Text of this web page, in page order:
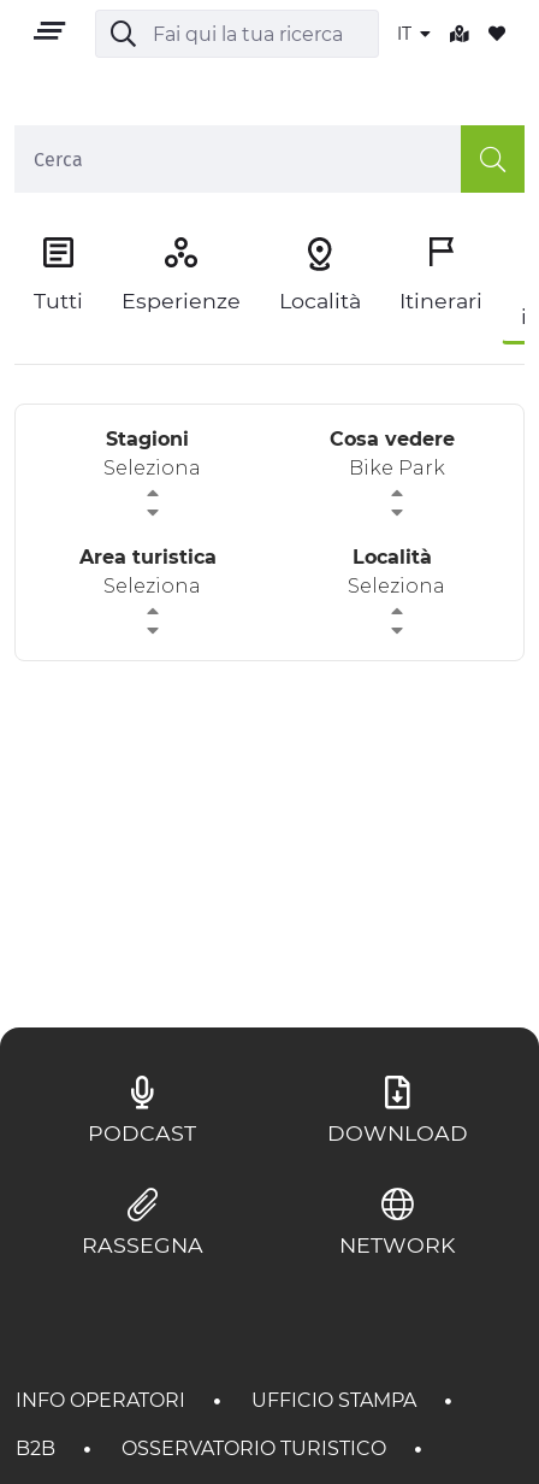
IT
IT
CULTURA
NATURA E BENESSERE
ESPERIENZE
OFFERTE
Tutti Esperienze Località Itinerari
Stagioni
Seleziona
Cosa vedere
Bike Park
Area turistica
Seleziona
Località
Seleziona
PODCAST DOWNLOAD
RASSEGNA NETWORK
INFO OPERATORI UFFICIO STAMPA
B2B OSSERVATORIO TURISTICO